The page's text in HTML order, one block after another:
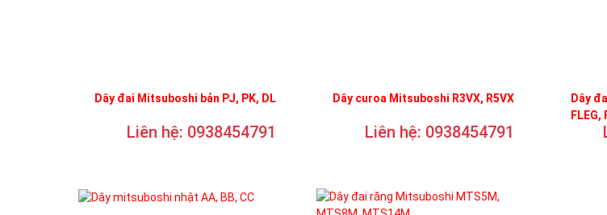
Dây đai Mitsuboshi bản PJ, PK, DL
Liên hệ: 0938454791
Dây curoa Mitsuboshi R3VX, R5VX
Liên hệ: 0938454791
Dây
FLEG,